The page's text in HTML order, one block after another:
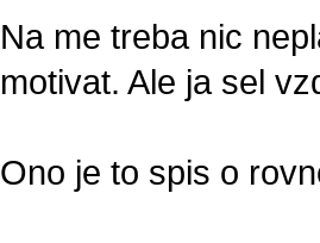
Na me treba nic
motivat. Ale ja sel
Ono je to spis o